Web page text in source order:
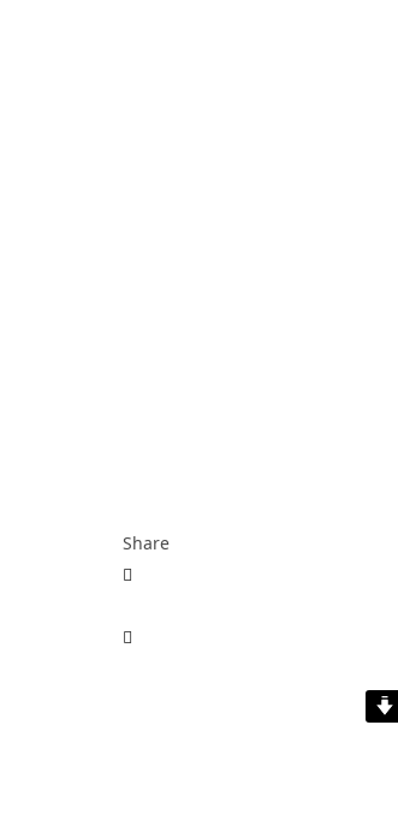
Share